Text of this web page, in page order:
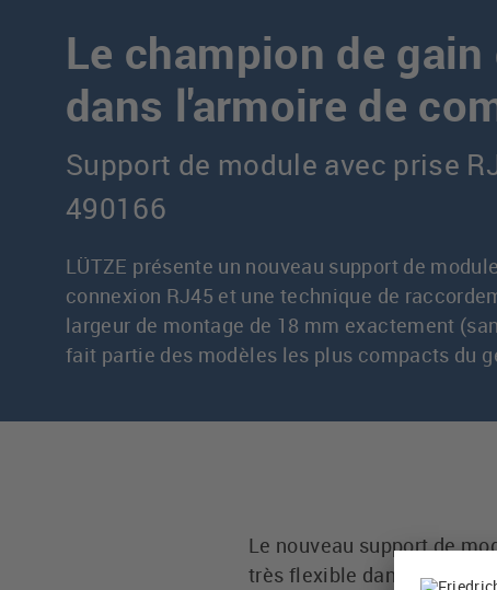
Le champion de gain
dans l'armoire de
Support de module avec prise
490166
LÜTZE présente un nouveau support de
connexion RJ45 et une technique de
largeur de montage de 18 mm exactement
fait partie des modèles les plus compacts du
Le nouveau support de
très flexible dans